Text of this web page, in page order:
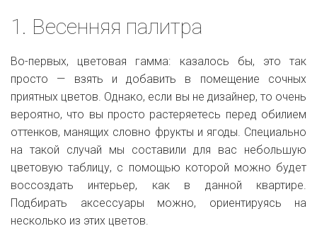
1. Весенняя палитра
Во-первых, цветовая гамма: казалось бы, это так
просто — взять и добавить в помещение сочных
приятных цветов. Однако, если вы не дизайнер, то очень
вероятно, что вы просто растеряетесь перед обилием
оттенков, манящих словно фрукты и ягоды. Специально
на такой случай мы составили для вас небольшую
цветовую таблицу, с помощью которой можно будет
воссоздать интерьер, как в данной квартире.
Подбирать аксессуары можно, ориентируясь на
несколько из этих цветов.